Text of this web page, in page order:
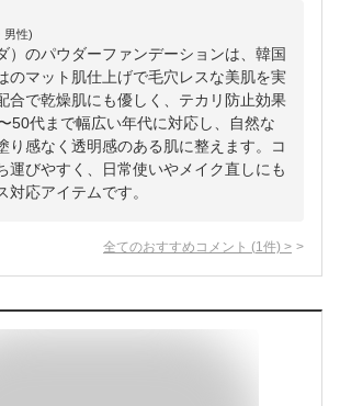
男性)
）のパウダーファンデーションは、韓国
のマット肌仕上げで毛穴レスな美肌を実
合で乾燥肌にも優しく、テカリ防止効果
50代まで幅広い年代に対応し、自然な
り感なく透明感のある肌に整えます。コ
運びやすく、日常使いやメイク直しにも
対応アイテムです。
全てのおすすめコメント (1 件) >